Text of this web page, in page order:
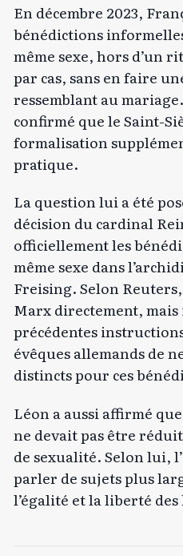
En décembre 2023,
bénédictions
même sexe, hors d’un
par cas, sans en faire
ressemblant au
confirmé que le Saint-
formalisation
pratique.
La question lui a été
décision du cardinal
officiellement les
même sexe dans
Freising. Selon
Marx directement,
précédentes
évêques allemands de
distincts pour ces
Léon a aussi affirmé
ne devait pas être
de sexualité. Selon lui,
parler de sujets plus
l’égalité et la liberté des